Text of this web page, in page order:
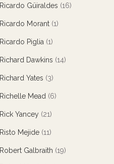
Ricardo Güiraldes (16)
Ricardo Morant (1)
Ricardo Piglia (1)
Richard Dawkins (14)
Richard Yates (3)
Richelle Mead (6)
Rick Yancey (21)
Risto Mejide (11)
Robert Galbraith (19)